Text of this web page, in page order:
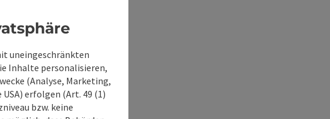
uneingeschränkten
Inhalte personalisieren,
(Analyse, Marketing,
erfolgen (Art. 49 (1)
bzw. keine